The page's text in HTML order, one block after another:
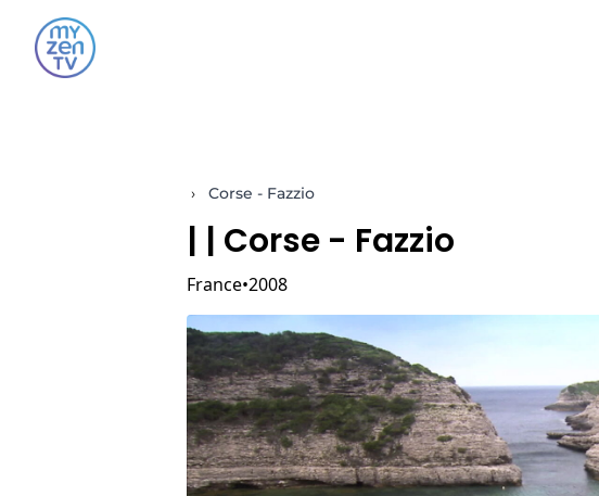
› Corse - Fazzio
| | Corse - Fazzio
France 2008